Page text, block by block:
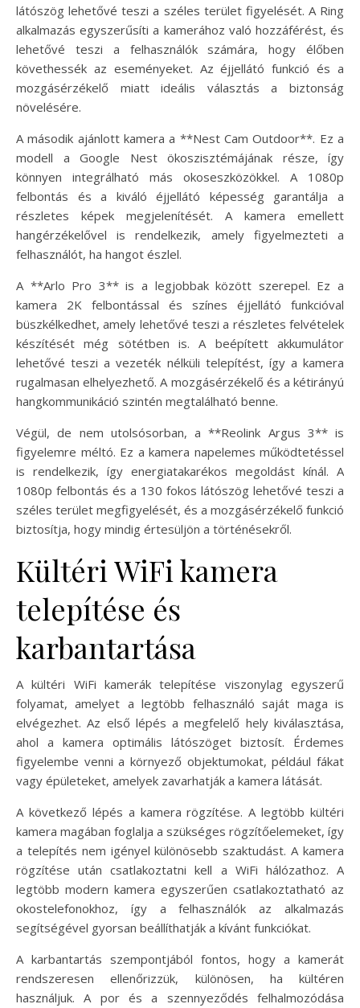
látószög lehetővé teszi a széles terület figyelését. A Ring
alkalmazás egyszerűsíti a kamerához való hozzáférést, és
lehetővé teszi a felhasználók számára, hogy élőben
követhessék az eseményeket. Az éjjellátó funkció és a
mozgásérzékelő miatt ideális választás a biztonság
növelésére.
A második ajánlott kamera a **Nest Cam Outdoor**. Ez a
modell a Google Nest ökoszisztémájának része, így
könnyen integrálható más okoseszközökkel. A 1080p
felbontás és a kiváló éjjellátó képesség garantálja a
részletes képek megjelenítését. A kamera emellett
hangérzékelővel is rendelkezik, amely figyelmezteti a
felhasználót, ha hangot észlel.
A **Arlo Pro 3** is a legjobbak között szerepel. Ez a
kamera 2K felbontással és színes éjjellátó funkcióval
büszkélkedhet, amely lehetővé teszi a részletes felvételek
készítését még sötétben is. A beépített akkumulátor
lehetővé teszi a vezeték nélküli telepítést, így a kamera
rugalmasan elhelyezhető. A mozgásérzékelő és a kétirányú
hangkommunikáció szintén megtalálható benne.
Végül, de nem utolsósorban, a **Reolink Argus 3** is
figyelemre méltó. Ez a kamera napelemes működtetéssel
is rendelkezik, így energiatakarékos megoldást kínál. A
1080p felbontás és a 130 fokos látószög lehetővé teszi a
széles terület megfigyelését, és a mozgásérzékelő funkció
biztosítja, hogy mindig értesüljön a történésekről.
Kültéri WiFi kamera
telepítése és
karbantartása
A kültéri WiFi kamerák telepítése viszonylag egyszerű
folyamat, amelyet a legtöbb felhasználó saját maga is
elvégezhet. Az első lépés a megfelelő hely kiválasztása,
ahol a kamera optimális látószöget biztosít. Érdemes
figyelembe venni a környező objektumokat, például fákat
vagy épületeket, amelyek zavarhatják a kamera látását.
A következő lépés a kamera rögzítése. A legtöbb kültéri
kamera magában foglalja a szükséges rögzítőelemeket, így
a telepítés nem igényel különösebb szaktudást. A kamera
rögzítése után csatlakoztatni kell a WiFi hálózathoz. A
legtöbb modern kamera egyszerűen csatlakoztatható az
okostelefonokhoz, így a felhasználók az alkalmazás
segítségével gyorsan beállíthatják a kívánt funkciókat.
A karbantartás szempontjából fontos, hogy a kamerát
rendszeresen ellenőrizzük, különösen, ha kültéren
használjuk. A por és a szennyeződés felhalmozódása